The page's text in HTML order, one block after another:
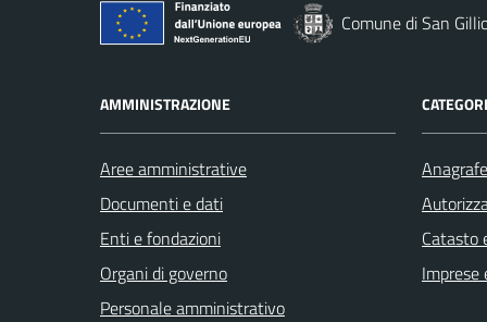
Comune di San
AMMINISTRAZIONE
Aree amministrative
Documenti e dati
Enti e fondazioni
Organi di governo
Personale amministrativo
Catasto
Imprese